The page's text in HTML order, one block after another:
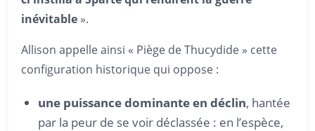
inévitable ».
Allison appelle ainsi « Piège de Thucydide » cette
configuration historique qui oppose :
une puissance dominante en déclin, hantée
par la peur de se voir déclassée : en l’espèce,